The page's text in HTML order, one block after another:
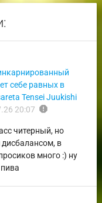
себе равных в
Tensei Juukishi
20:07 report
читерный, но
дисбалансом, в
много :) ну